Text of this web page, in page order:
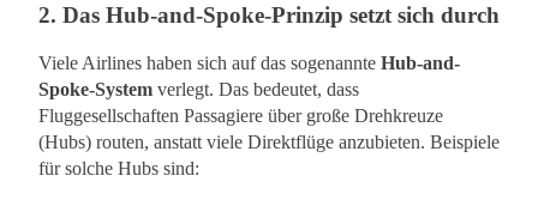
2. Das Hub-and-Spoke-Prinzip setzt sich durch
Viele Airlines haben sich auf das sogenannte Hub-and-
Spoke-System verlegt. Das bedeutet, dass
Fluggesellschaften Passagiere über große Drehkreuze
(Hubs) routen, anstatt viele Direktflüge anzubieten. Beispiele
für solche Hubs sind: